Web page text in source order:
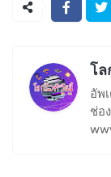
โล
อัพ
ช่อ